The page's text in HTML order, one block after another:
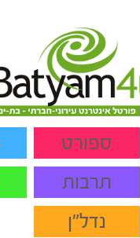
ספורט
תרבות
נדל"ן